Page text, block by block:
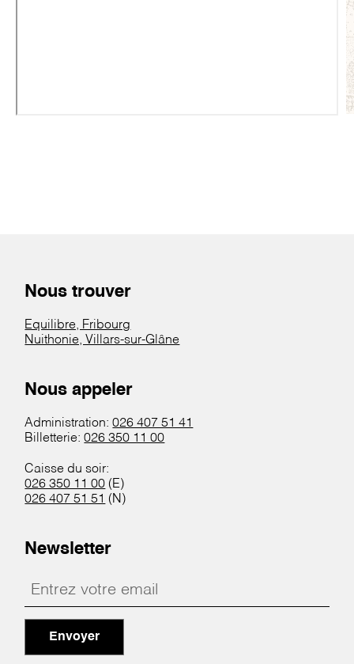
Nous trouver
Equilibre, Fribourg
Nuithonie, Villars-sur-Glâne
Nous appeler
Administration:026 407 51 41
Billetterie:026 350 11 00
Caisse du soir:
026 350 11 00 (E)
026 407 51 51 (N)
Newsletter
Envoyer